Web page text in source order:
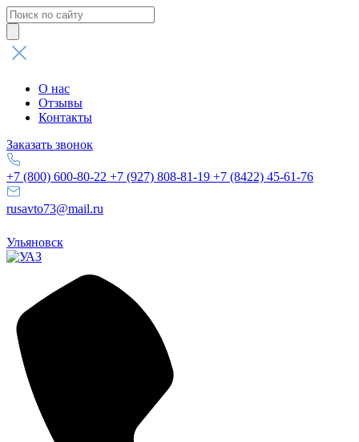
Поиск
товаров
О нас
Отзывы
Контакты
Заказать звонок
+7 (800) 600-80-22 +7 (927) 808-81-19 +7 (8422) 45-61-76
rusavto73@mail.ru
Ульяновск